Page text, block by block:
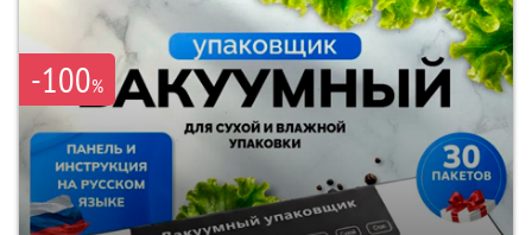
-100%